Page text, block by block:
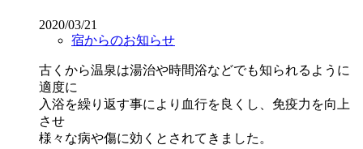
2020/03/21
宿からのお知らせ
古くから温泉は湯治や時間浴などでも知られるように
適度に
入浴を繰り返す事により血行を良くし、免疫力を向上
させ
様々な病や傷に効くとされてきました。